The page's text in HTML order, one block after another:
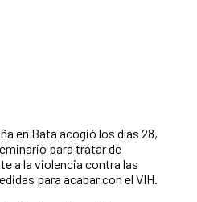
en Bata acogió los días 28,
para tratar de
a la violencia contra las
para acabar con el VIH.